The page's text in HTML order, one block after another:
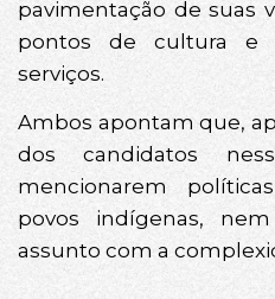
pavimentação de suas
pontos de cultura e
serviços.
Ambos apontam que,
dos candidatos
mencionarem
povos indígenas,
assunto com a